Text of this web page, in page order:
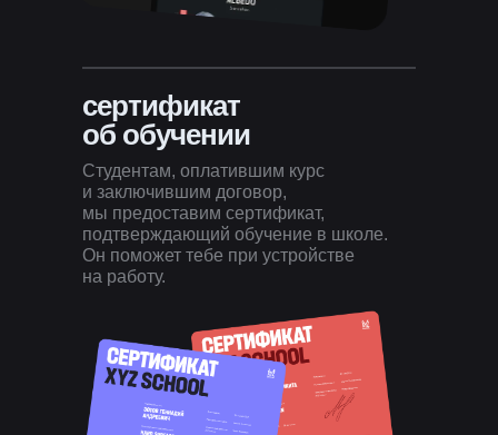
Студентам, оплатившим курс
и заключившим договор,
мы предоставим сертификат,
подтверждающий обучение в школе.
Он поможет тебе при устройстве
на работу.
сертификат
об обучении